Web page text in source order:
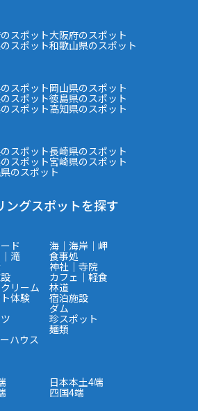
スポット大阪府のスポット
スポット和歌山県のスポット
スポット岡山県のスポット
スポット徳島県のスポット
スポット高知県のスポット
スポット長崎県のスポット
スポット宮崎県のスポット
のスポット
ングスポットを探す
ド 海｜海岸｜岬
滝 食事処
神社｜寺院
カフェ｜軽食
リーム 林道
体験 宿泊施設
ダム
珍スポット
麺類
ハウス
日本本土4端
四国4端